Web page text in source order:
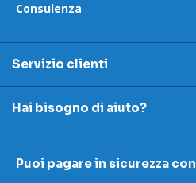
Consulenza
Servizio clienti
Hai bisogno di aiuto?
I nostri contatti
Puoi pagare in sicurezza con